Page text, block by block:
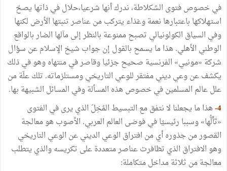
فيخصوصفتوى الشكلاطة،ندركأنها شرعيا،حلالفيذاتها يصحّ
استهلاكها باعتبارها نعمةوغذاء يتركبمنعناصرتنبتها الأرض لكنها
وفي السياق الكولونيالي تصبحممنوعة بالنظرإلىمآلها الضاربالواقع
الوطني الأهلي. هذاما يسمح بالقول إنجواب شيخ الإسلامعن سؤال
شركة «مونيي» الفرنسية صحيحجزئياوقاصرفيمنتهاهوهوفيذلك
يكشفعنوعيدينيمفتقرللوعي التاريخيومستلزماته. تلكعلّةمن
عللعالم المسلمينفيخصوص هذه المسألةوفي المسائل الشبيهة بها.
4- هذاما يجعلنا لانتفقمع التبسيط المُخِلّ الذي يرىفي الفتوى
«تَأَلُّها»وسببا رئيسيّافيفوضى العالم العربي. الأصوب هومعالجة
القصورمنجذورهأيمن افتراق الوعي الدينيعن الوعي التاريخي
وهوالافتراق الذي تظافرتعناصرمتعددةعلى تكريسهوالذي يتطلب
معالجةمن ثلاثةمداخلمتكاملة: